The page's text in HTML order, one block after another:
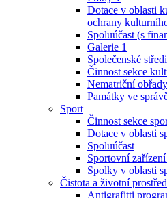
Dotace v oblasti
ochrany
Spoluúčast (s
Galerie 1
Společenské
Činnost sekce
Nematriční obřady
Památky ve
Sport
Činnost sekce
Dotace v oblasti
Spoluúčast
Sportovní zařízení
Spolky v oblasti
Čistota a životní
Antigrafitti